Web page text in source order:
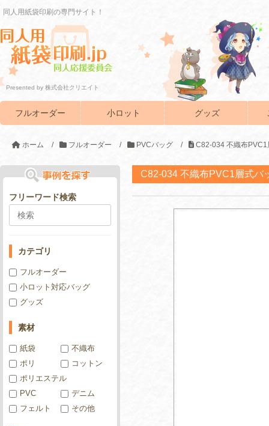
同人用紙袋印刷の専門サイト！
Presented by 株式会社クリエイト
フルオーダー 小ロット グッズ
ホーム / フルオーダー / PVCバッグ / C82-034 不織布PVC1
C82-034 不織布PVC1層式バ
フリーワード検索
カテゴリ
フルオーダー
小ロット対応バッグ
グッズ
素材
紙袋
不織布
ポリ
コットン
ポリエステル
PVC
デニム
フェルト
その他